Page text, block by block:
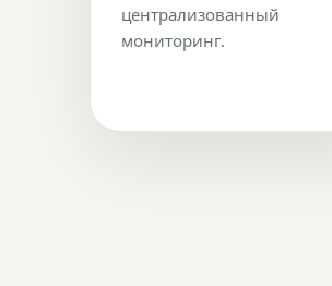
централизованный
мониторинг.